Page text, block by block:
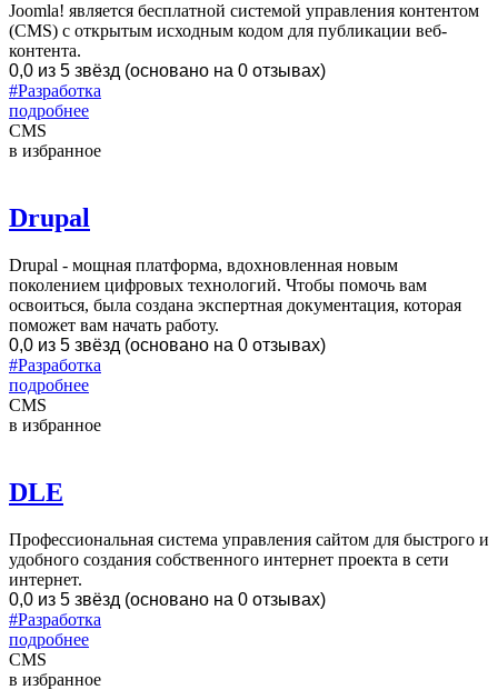
Joomla! является бесплатной системой управления контентом
(CMS) с открытым исходным кодом для публикации веб-
контента.
0,0 из 5 звёзд (основано на 0 отзывах)
#Разработка
подробнее
CMS
в избранное
Drupal
Drupal - мощная платформа, вдохновленная новым
поколением цифровых технологий. Чтобы помочь вам
освоиться, была создана экспертная документация, которая
поможет вам начать работу.
0,0 из 5 звёзд (основано на 0 отзывах)
#Разработка
подробнее
CMS
в избранное
DLE
Профессиональная система управления сайтом для быстрого и
удобного создания собственного интернет проекта в сети
интернет.
0,0 из 5 звёзд (основано на 0 отзывах)
#Разработка
подробнее
CMS
в избранное